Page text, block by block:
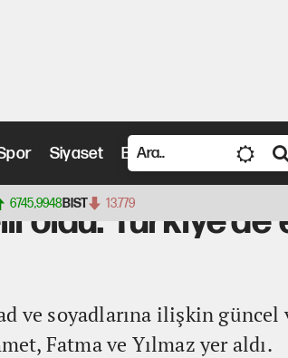
Siyaset Bilim ve Teknoloji
6745,9948BIST 13.779
ve soyadları açıklandı
oldu: Türkiye’de
ve soyadlarına ilişkin güncel
Fatma ve Yılmaz yer aldı.